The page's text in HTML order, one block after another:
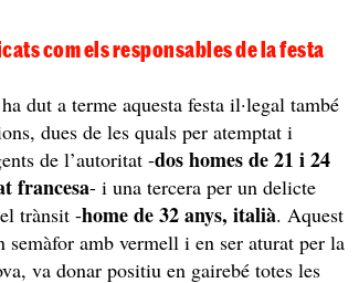
com els responsables de la festa
dut a terme aquesta festa il·legal també
dues de les quals per atemptat i
de l’autoritat -dos homes de 21 i 24
francesa- i una tercera per un delicte
trànsit -home de 32 anys, italià. Aquest
semàfor amb vermell i en ser aturat per la
va donar positiu en gairebé totes les